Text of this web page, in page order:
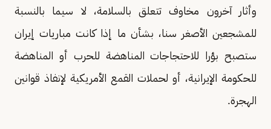
وأثار آخرون مخاوف تتعلق بالسلامة، لا سيما بالنسبة
للمشجعين الأصغر سنا، بشأن ما إذا كانت مباريات إيران
ستصبح بؤرا للاحتجاجات المناهضة للحرب أو المناهضة
للحكومة الإيرانية، أو لحملات القمع الأمريكية لإنفاذ قوانين
الهجرة.